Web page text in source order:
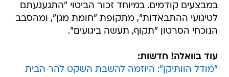
במבצעים קודמים. במיוחד זכור הביטוי "התגעגעתם
לטיגועי ההתבאדות", מתקופת "חומת מגן", ומהסבב
הנוכחי הסרטון "תקוף, תעשה ביגועים".
עוד בוואלה! חדשות:
"מודל הוותיקן": היוזמה להשבת השקט להר הבית